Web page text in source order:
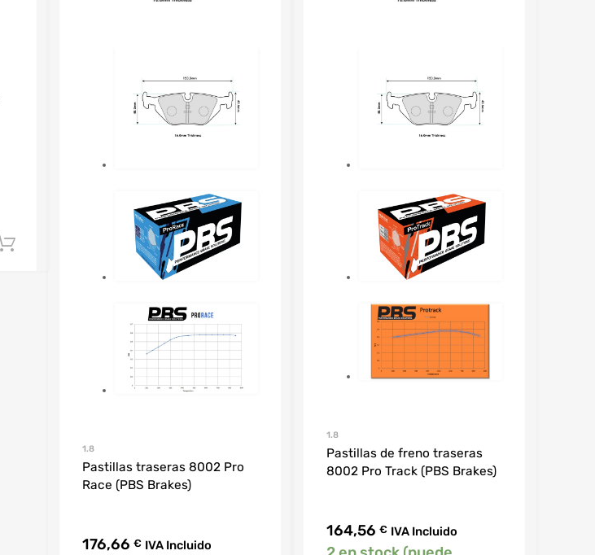
Añadir al carrito
1.8
Pastillas traseras 8002 Pro
Race (PBS Brakes)
176,66 € IVA Incluido
1.8
Pastillas de freno traseras
8002 Pro Track (PBS Brakes)
164,56 € IVA Incluido